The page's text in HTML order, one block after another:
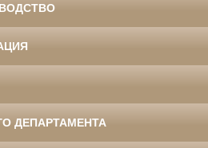
ДЕПАРТАМЕНТА